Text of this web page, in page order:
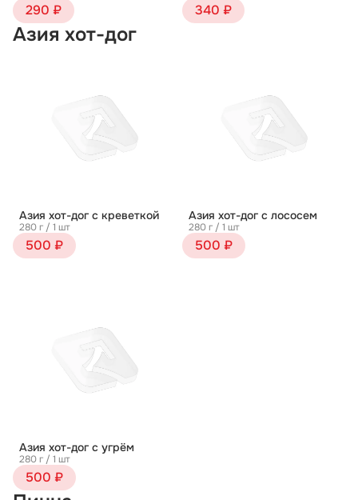
290 ₽ 340 ₽
Азия хот-дог
Азия хот-дог с креветкой
280 г / 1 шт
500 ₽
Азия хот-дог с лососем
280 г / 1 шт
500 ₽
Азия хот-дог с угрём
280 г / 1 шт
500 ₽